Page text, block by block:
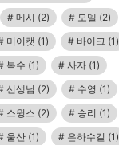
메시 (2) 모델 (2)
미어캣 (1) 바이크 (1)
복수 (1) 사자 (1)
선생님 (2) 수영 (1)
스윙스 (2) 승리 (1)
울산 (1) 은하수길 (1)